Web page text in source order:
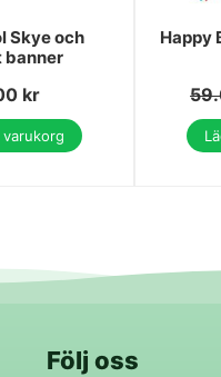
Skye och
banner
kr
Happy
Följ oss